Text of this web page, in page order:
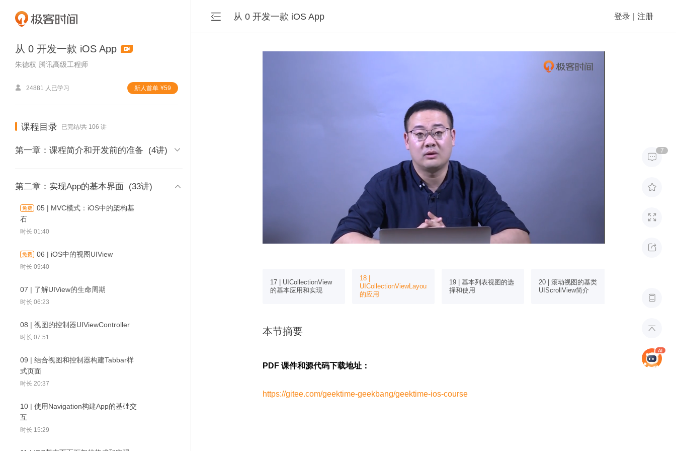
从 0 开发一款 iOS App
朱德权 腾讯高级工程师
 24881 人已学习 新⼈⾸单 ¥59
课程目录 已完结/共 106 讲
第一章：课程简介和开发前的准备 (4讲) 
01 | 课程介绍
时长 02:04
03 | 常见App类型及技术栈浅析
时长 02:29
04 | 使用Xcode创建第一个工程
时长 08:08
第二章：实现App的基本界面 (33讲) 
05 | MVC模式：iOS中的架构基
石
时长 01:40
06 | iOS中的视图UIView
时长 09:40
07 | 了解UIView的生命周期
时长 06:23
08 | 视图的控制器UIViewController
时长 07:51
09 | 结合视图和控制器构建Tabbar样
式页面
时长 20:37
10 | 使用Navigation构建App的基础交
互
时长 15:29
 从 0 开发一款 iOS App 登录 注册

7





Delegate和Datasource
复用及原理
17 | UICollectionView
的基本应用和实现
18 |
UICollectionViewLayout
的应用
19 | 基本列表视图的选
择和使用
20 | 滚动视图的基类
UIScrollView简介
实现复杂逻辑
本节摘要
PDF 课件和源代码下载地址：
https://gitee.com/geektime-geekbang/geektime-ios-course